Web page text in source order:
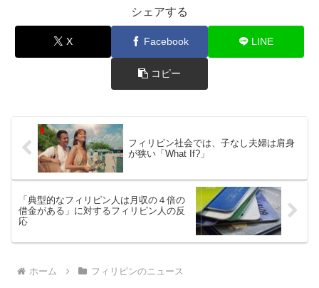
シェアする
X Facebook LINE
コピー
フィリピン社会では、子なし夫婦は肩身
が狭い「What If?」
「典型的なフィリピン人は月収の４倍の
借金がある」に対するフィリピン人の反
応
ホーム フィリピンのニュース